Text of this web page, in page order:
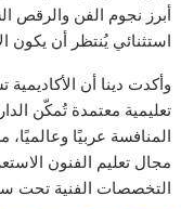
أبرز نجوم الفن والرقص
استثنائي يُنتظر أن يكون
وأكدت دينا أن
تعليمية معتمدة تُمكّن
المنافسة عربيًا
مجال تعليم الفنون
التخصصات الفنية تحت